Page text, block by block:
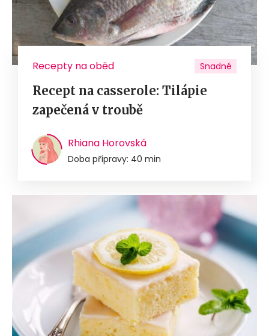
Recepty na oběd Snadné
Recept na casserole: Tilápie
zapečená v troubě
Rhiana Horovská
Doba přípravy: 40 min